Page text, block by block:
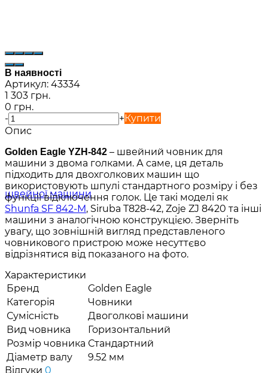
В наявності
Артикул: 43334
1 303 грн.
0 грн.
-
+Купити
Опис
Golden Eagle YZH-842 – швейний човник для
машини з двома голками. А саме, ця деталь
підходить для двохголкових машин що
використовують шпулі стандартного розміру і без
функції відключення голок. Це такі моделі як
Shunfa SF 842-M, Siruba T828-42, Zoje ZJ 8420 та інші
машини з аналогічною конструкцією. Зверніть
увагу, що зовнішній вигляд представленого
човникового пристрою може несуттєво
відрізнятися від показаного на фото.
Характеристики
Бренд
Golden Eagle
Категорія
Човники
Сумісність
Двоголкові машини
Вид човника
Горизонтальний
Розмір човника Стандартний
Діаметр валу
9.52 мм
Відгуки 0